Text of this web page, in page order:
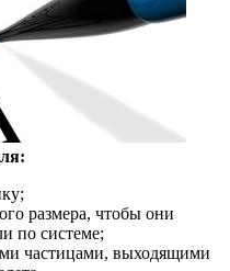
размера, чтобы они
по системе;
частицами, выходящими